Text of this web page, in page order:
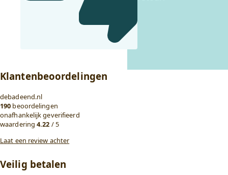
Klantenbeoordelingen
debadeend.nl
190 beoordelingen
onafhankelijk geverifieerd
waardering4.22 / 5
Laat een review achter
Veilig betalen